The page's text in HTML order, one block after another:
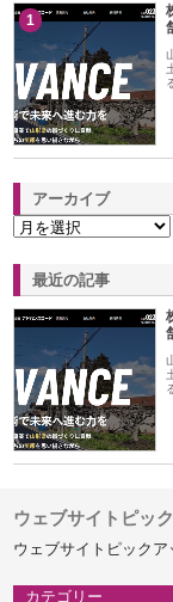
1
アーカイブ
最近の記事
ウェブサイトピッ
ウェブサイトピックア
カテゴリー